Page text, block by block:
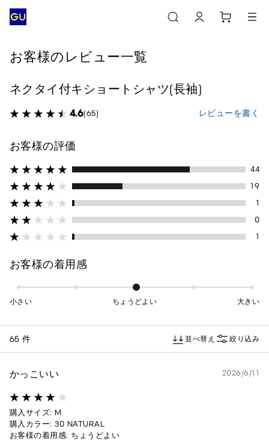
お客様のレビュー一覧
ネクタイ付キショートシャツ(長袖)
4.6(65) レビューを書く
お客様の評価
44
19
1
0
1
お客様の着用感
小さい ちょうどよい 大きい
65 件 並べ替え 絞り込み
かっこいい 2026/6/11
購入サイズ: M
購入カラー: 30 NATURAL
お客様の着用感: ちょうどよい